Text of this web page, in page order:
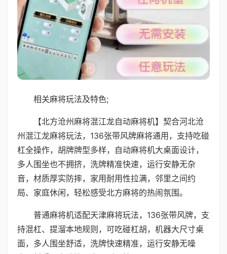
相关麻将玩法及特色;
【北方沧州麻将混江龙自动麻将机】契合河北沧
州混江龙麻将玩法，136张带风牌麻将通用，支持吃碰
杠全操作，胡牌牌型多样，自动麻将机大桌面设计，
多人围坐也不拥挤，洗牌精准快速，运行安静无杂
音，材质厚实防摔，家用耐用性拉满，邻里之间约
局、家庭休闲，轻松感受北方麻将的热闹氛围。
普通麻将机适配天津麻将玩法，136张带风牌，支
持混杠、提溜本地规则，可吃碰杠胡，机器大尺寸桌
面，多人围坐舒适，洗牌快速精准，运行安静无噪